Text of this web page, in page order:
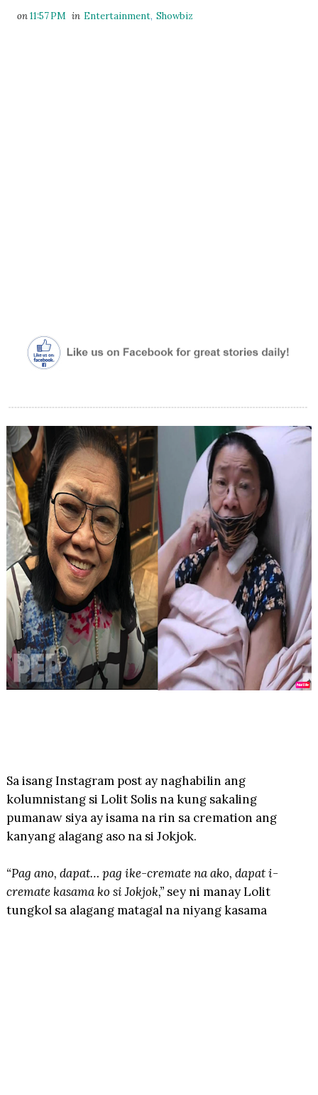
on11:57 PM in Entertainment, Showbiz
Sa isang Instagram post ay naghabilin ang
kolumnistang si Lolit Solis na kung sakaling
pumanaw siya ay isama na rin sa cremation ang
kanyang alagang aso na si Jokjok.
“Pag ano, dapat… pag ike-cremate na ako, dapat i-
cremate kasama ko si Jokjok,” sey ni manay Lolit
tungkol sa alagang matagal na niyang kasama